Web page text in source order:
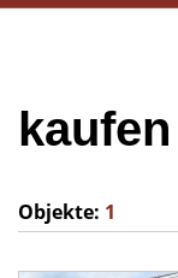
Objekte: 1